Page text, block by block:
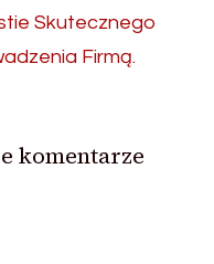
Skutecznego
Firmą.
komentarze